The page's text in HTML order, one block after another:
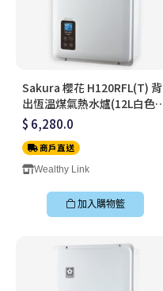
Sakura 櫻花 H120RFL(T) 背
出恆溫煤氣熱水爐(12L白色)
(連標準安裝)
$ 6,280.0
商戶直送
Wealthy Link
加入購物籃